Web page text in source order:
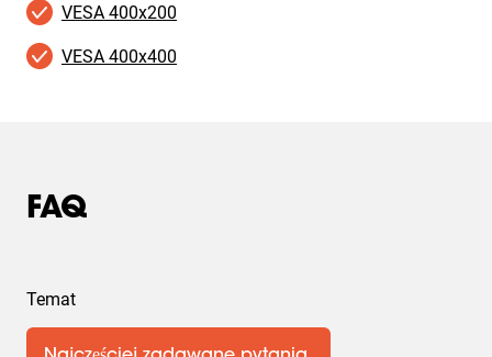
VESA 400x200
VESA 400x400
FAQ
Temat